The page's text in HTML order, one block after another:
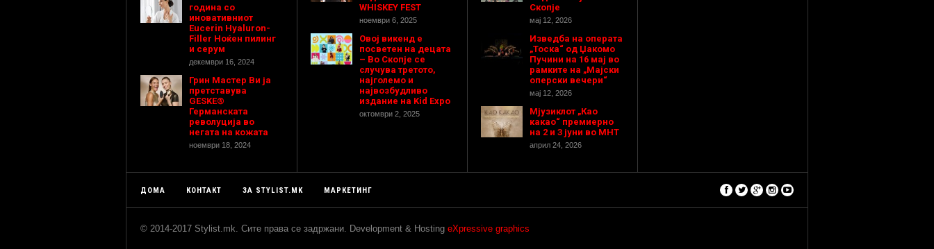
година со
иновативниот
Eucerin Hyaluron-
Filler Ноќен пилинг
и серум
декември 16, 2024
Грин Мастер Ви ја
претставува
GESKE®
Германската
револуција во
негата на кожата
ноември 18, 2024
WHISKEY FEST
ноември 6, 2025
Овој викенд е
посветен на децата
– Во Скопје се
случува третото,
најголемо и
највозбудливо
издание на Kid Expo
октомври 2, 2025
Скопје
мај 12, 2026
Изведба на операта
„Тоска“ од Џакомо
Пучини на 16 мај во
рамките на „Мајски
оперски вечери“
мај 12, 2026
Мјузиклот „Као
какао“ премиерно
на 2 и 3 јуни во МНТ
април 24, 2026
ДОМА КОНТАКТ ЗА STYLIST.MK МАРКЕТИНГ
© 2014-2017 Stylist.mk. Сите права се задржани. Development & Hosting eXpressive graphics